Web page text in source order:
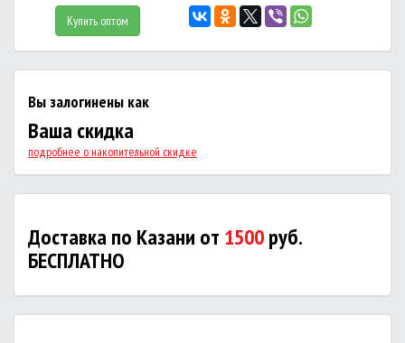
Купить оптом
Вы залогинены как
Ваша скидка
подробнее о накопительной скидке
Доставка по Казани от 1500руб.
БЕСПЛАТНО